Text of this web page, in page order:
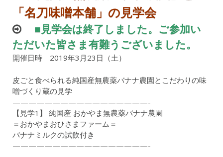
「名刀味噌本舗」の見学会
■見学会は終了しました。ご参加い
ただいた皆さま有難うございました。
開催日時 2019年3月23日（土）
皮ごと食べられる純国産無農薬バナナ農園とこだわりの味
噌づくり蔵の見学
—————————————————-
【見学1】 純国産 おかやま無農薬バナナ農園
＝おかやまおひさまファーム＝
バナナミルクの試飲付き
—————————————————-